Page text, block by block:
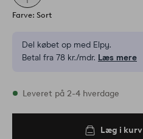
Farve: Sort
Del købet op med Elpy.
Betal fra 78 kr./mdr. Læs mere
På lager
Leveret på 2-4 hverdage
Læg i kurv